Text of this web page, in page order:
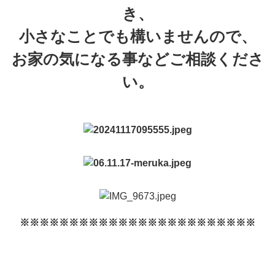
き、
小さなことでも構いませんので、
お家の気になる事などご相談くださ
い。
※※※※※※※※※※※※※※※※※※※※※※※※